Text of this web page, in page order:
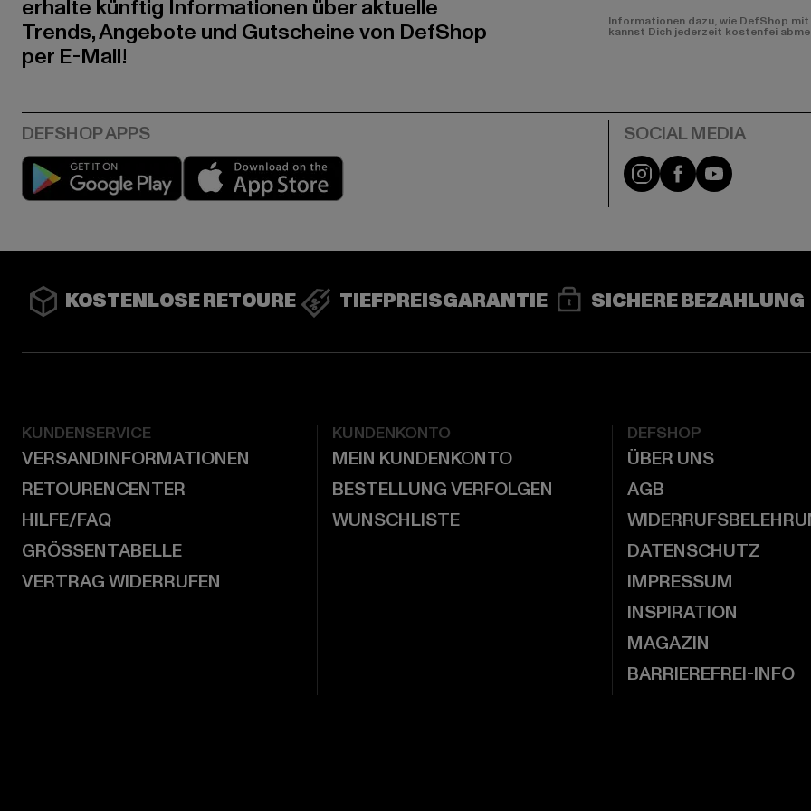
erhalte künftig Informationen über aktuelle
Trends, Angebote und Gutscheine von DefShop
per E-Mail!
Informationen dazu, wie DefShop
kannst Dich jederzeit kostenfei
Play market Instagram
FacebookYouTube
KOSTENLOSE RETOURE TIEFPREISGARANTIE SICHERE BEZAHLUNG
KUNDENSERVICE
VERSANDINFORMATIONEN
RETOURENCENTER
HILFE/FAQ
GRÖSSENTABELLE
VERTRAG WIDERRUFEN
KUNDENKONTO
MEIN KUNDENKONTO
BESTELLUNG VERFOLGEN
WUNSCHLISTE
DEFSHOP
ÜBER UNS
AGB
DATENSCHUTZ
IMPRESSUM
INSPIRATION
MAGAZIN
BARRIEREFREI-INFO